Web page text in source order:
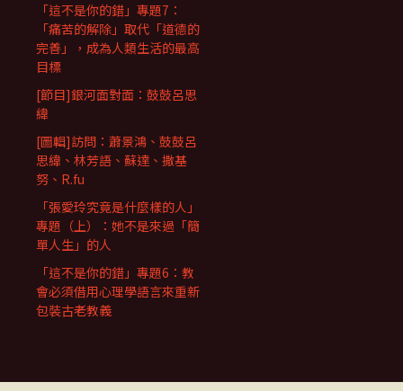
「這不是你的錯」專題7：
「痛苦的解除」取代「道德的
完善」，成為人類生活的最高
目標
[節目]銀河面對面：鼓鼓呂思
緯
[圖輯]訪問：蕭景鴻、鼓鼓呂
思緯、林芳語、蘇達、撒基
努、R.fu
「張愛玲究竟是什麼樣的人」
專題（上）：她不是來過「簡
單人生」的人
「這不是你的錯」專題6：教
會必須借用心理學語言來重新
包裝古老教義